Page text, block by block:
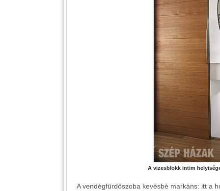
A vizesblokk intim
A vendégfürdőszoba kevésbé markáns: itt a